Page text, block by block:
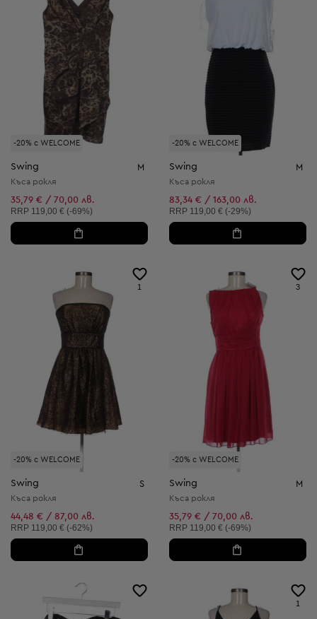
-20% с WELCOME
Swing M
Къса рокля
35,79 € / 70,00 лв.
Препоръчителна цена:
RRP 119,00 € (-69%)
-20% с WELCOME
Swing M
Къса рокля
83,34 € / 163,00 лв.
Препоръчителна цена:
RRP 119,00 € (-29%)
-20% с WELCOME
1
Swing S
Къса рокля
44,48 € / 87,00 лв.
Препоръчителна цена:
RRP 119,00 € (-62%)
-20% с WELCOME
3
Swing M
Къса рокля
35,79 € / 70,00 лв.
Препоръчителна цена:
RRP 119,00 € (-69%)
1